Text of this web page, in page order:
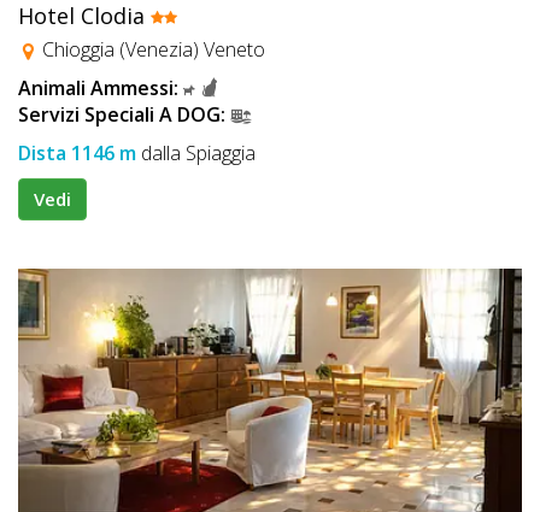
Hotel Clodia
Chioggia (Venezia) Veneto
Animali Ammessi:
Servizi Speciali A DOG:
Dista 1146 m dalla Spiaggia
Vedi